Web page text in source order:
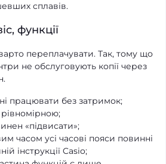
сплавів.
функції
переплачувати. Так, тому що
не обслуговують копії через
працювати без затримок;
рівномірною;
«підвисати»;
часом усі часові пояси повинні
інструкції Casio;